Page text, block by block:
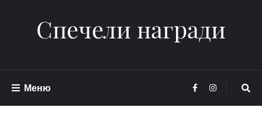
Спечели награди
Меню